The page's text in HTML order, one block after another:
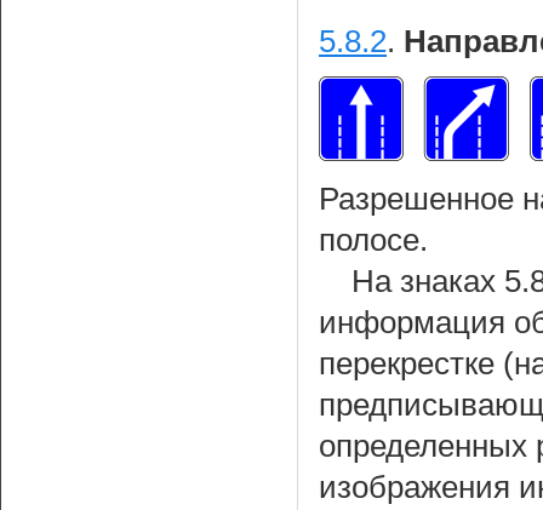
5.8.2.
Разрешенное
полосе.
На знаках
информация
перекрестке
определенных
изображения